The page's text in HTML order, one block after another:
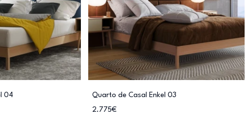
04
Quarto de Casal Enkel 03
2.775€